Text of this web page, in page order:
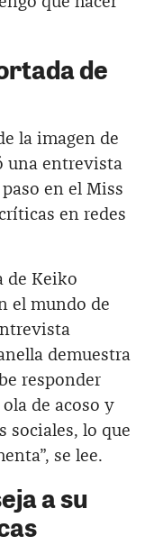
de
la imagen de
una entrevista
en el Miss
en redes
de Keiko
el mundo de
demuestra
responder
de acoso y
sociales, lo que
se lee.
a su